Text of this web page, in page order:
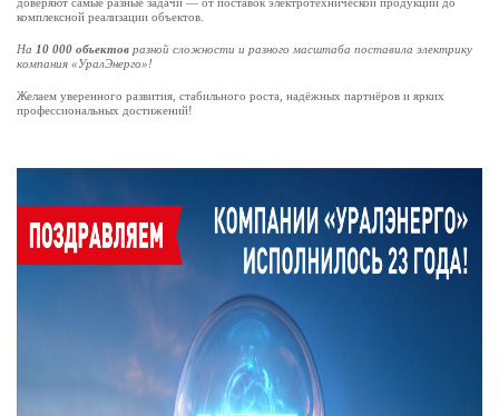
комплексной реализации объектов.
На 10 000 объектов разной сложности и разного масштаба поставила электрику
компания «УралЭнерго»!
Желаем уверенного развития, стабильного роста, надёжных партнёров и ярких
профессиональных достижений!